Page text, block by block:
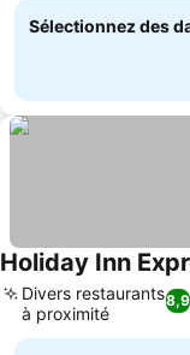
Sélectionnez des
Holiday Inn
8,9
Divers restaurants
à proximité